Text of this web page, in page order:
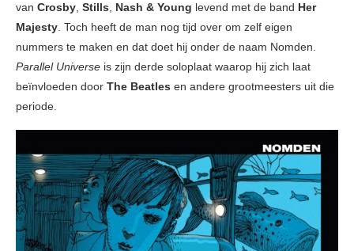
van Crosby, Stills, Nash & Young levend met de band Her
Majesty. Toch heeft de man nog tijd over om zelf eigen
nummers te maken en dat doet hij onder de naam Nomden.
Parallel Universe is zijn derde soloplaat waarop hij zich laat
beïnvloeden door The Beatles en andere grootmeesters uit die
periode.